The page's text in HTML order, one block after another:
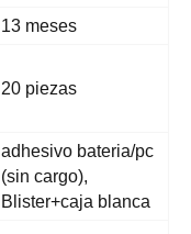
13 meses
20 piezas
adhesivo bateria/pc
(sin cargo),
Blister+caja blanca